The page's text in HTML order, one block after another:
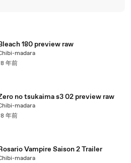
180 preview raw
madara
年前
no tsukaima s3 02 preview raw
madara
年前
Vampire Saison 2 Trailer
madara